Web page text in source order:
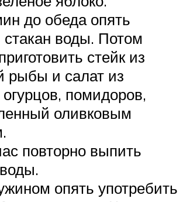
до обеда опять
воды. Потом
стейк из
рыбы и салат из
помидоров,
оливковым
повторно выпить
опять употребить